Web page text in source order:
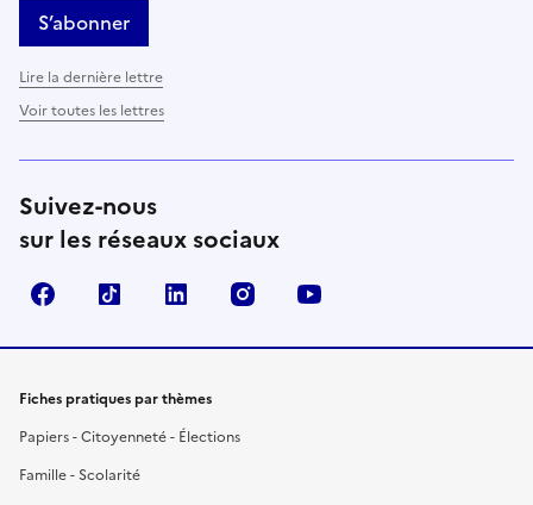
S’abonner
Lire la dernière lettre
Voir toutes les lettres
Suivez-nous
sur les réseaux sociaux
FacebookTikTok LinkedIn Instagram
Fiches pratiques par thèmes
Papiers - Citoyenneté - Élections
Famille - Scolarité